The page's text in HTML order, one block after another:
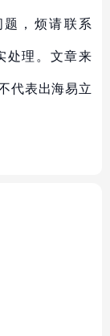
，烦请联系
处理。文章来
代表出海易立